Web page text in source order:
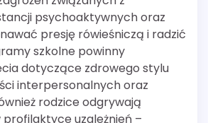
psychoaktywnych oraz
presję rówieśniczą i radzić
szkolne powinny
dotyczące zdrowego stylu
interpersonalnych oraz
rodzice odgrywają
uzależnień –